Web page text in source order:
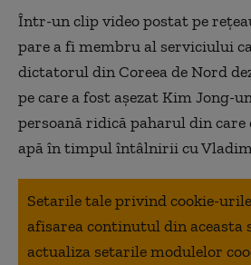
Într-un clip video postat pe
pare a fi membru al serviciului
dictatorul din Coreea de Nord
pe care a fost așezat Kim Jong-
persoană ridică paharul din
apă în timpul întâlnirii cu
Setarile tale privind cookie-
afisarea continutul din aceasta
actualiza setarile modulelor